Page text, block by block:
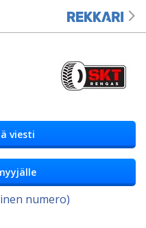
viesti
numero)